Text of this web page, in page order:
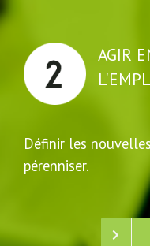
AGIR
Définir les
pérenniser.